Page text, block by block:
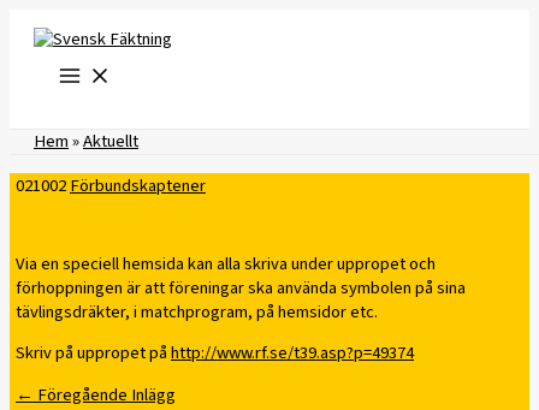
innehåll
Hem»Aktuellt
021002Förbundskaptener
Via en speciell hemsida kan alla skriva under uppropet och
förhoppningen är att föreningar ska använda symbolen på sina
tävlingsdräkter, i matchprogram, på hemsidor etc.
Skriv på uppropet påhttp://www.rf.se/t39.asp?p=49374
← Föregående Inlägg